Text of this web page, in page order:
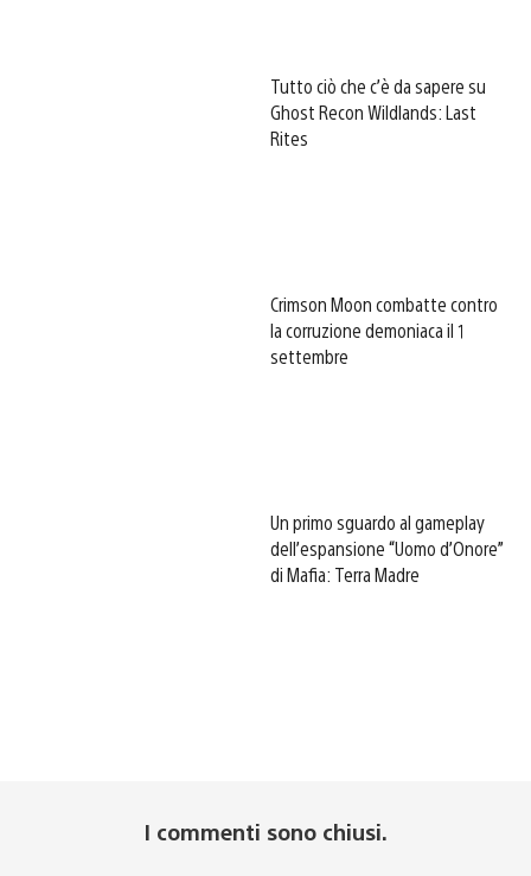
Tutto ciò che c’è da sapere su
Ghost Recon Wildlands: Last
Rites
Crimson Moon combatte contro
la corruzione demoniaca il 1
settembre
Un primo sguardo al gameplay
dell’espansione “Uomo d’Onore”
di Mafia: Terra Madre
I commenti sono chiusi.